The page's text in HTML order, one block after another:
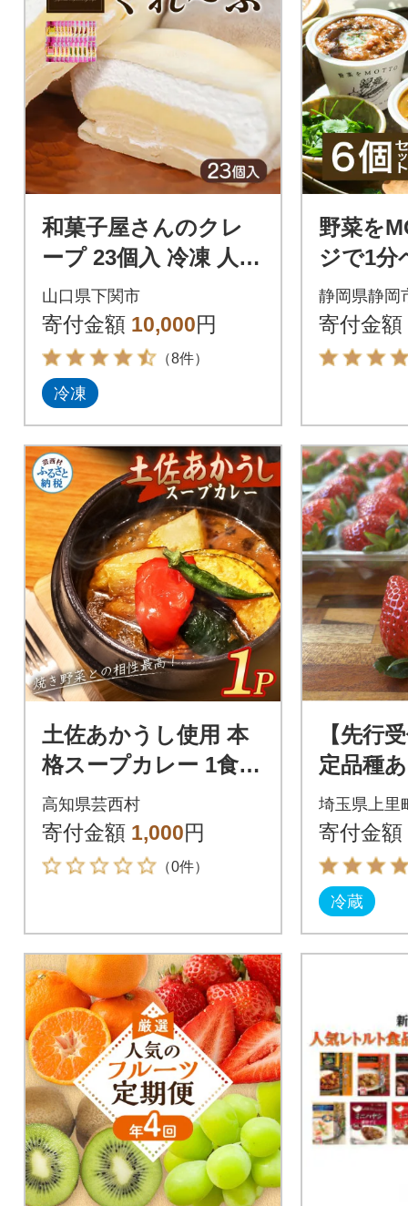
和菓子屋さんのクレ
ープ 23個入 冷凍 人気
スイーツ アイス おや
つ 下関 山口 HS108
山口県下関市
寄付金額 10,000円
（8件）
冷凍
野菜を
ジで1分
スープ
個セット
静岡県静岡
寄付金額
土佐あかうし使用 本
格スープカレー 1食セ
ット レトルト 牛骨ス
ープ仕立て【VEL00
1】
高知県芸西村
寄付金額 1,000円
（0件）
【先行
定品種
×2パッ
埼玉県上里
寄付金額
冷蔵